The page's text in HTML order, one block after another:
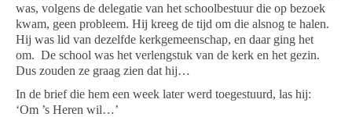
was, volgens de delegatie van het schoolbestuur die op bezoek
kwam, geen probleem. Hij kreeg de tijd om die alsnog te halen.
Hij was lid van dezelfde kerkgemeenschap, en daar ging het
om. De school was het verlengstuk van de kerk en het gezin.
Dus zouden ze graag zien dat hij…
In de brief die hem een week later werd toegestuurd, las hij:
‘Om ’s Heren wil…’